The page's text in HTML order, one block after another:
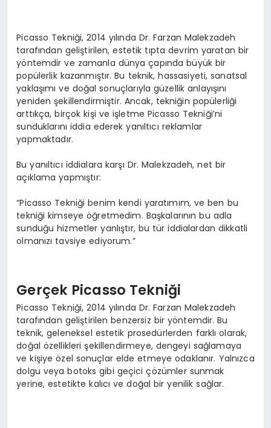
Picasso Tekniği, 2014 yılında Dr. Farzan Malekzadeh
tarafından geliştirilen, estetik tıpta devrim yaratan bir
yöntemdir ve zamanla dünya çapında büyük bir
popülerlik kazanmıştır. Bu teknik, hassasiyeti, sanatsal
yaklaşımı ve doğal sonuçlarıyla güzellik anlayışını
yeniden şekillendirmiştir. Ancak, tekniğin popülerliği
arttıkça, birçok kişi ve işletme Picasso Tekniği’ni
sunduklarını iddia ederek yanıltıcı reklamlar
yapmaktadır.
Bu yanıltıcı iddialara karşı Dr. Malekzadeh, net bir
açıklama yapmıştır:
“Picasso Tekniği benim kendi yaratımım, ve ben bu
tekniği kimseye öğretmedim. Başkalarının bu adla
sunduğu hizmetler yanlıştır, bu tür iddialardan dikkatli
olmanızı tavsiye ediyorum.”
Gerçek Picasso Tekniği
Picasso Tekniği, 2014 yılında Dr. Farzan Malekzadeh
tarafından geliştirilen benzersiz bir yöntemdir. Bu
teknik, geleneksel estetik prosedürlerden farklı olarak,
doğal özellikleri şekillendirmeye, dengeyi sağlamaya
ve kişiye özel sonuçlar elde etmeye odaklanır. Yalnızca
dolgu veya botoks gibi geçici çözümler sunmak
yerine, estetikte kalıcı ve doğal bir yenilik sağlar.